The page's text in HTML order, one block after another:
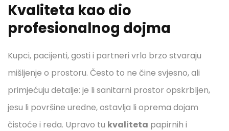
Kvaliteta kao dio
profesionalnog dojma
Kupci, pacijenti, gosti i partneri vrlo brzo stvaraju
mišljenje o prostoru. Često to ne čine svjesno, ali
primjećuju detalje: je li sanitarni prostor opskrbljen,
jesu li površine uredne, ostavlja li oprema dojam
čistoće i reda. Upravo tu kvaliteta papirnih i